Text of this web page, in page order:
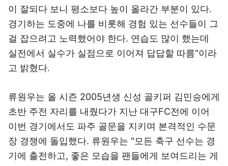
이 잘되다 보니 평소보다 높이 올라간 부분이 있다.
경기하는 도중에 나를 비롯해 경험 있는 선수들이 그
걸 잡으려고 노력했어야 한다. 연습도 많이 했는데
실전에서 실수가 실점으로 이어져 답답할 따름"이라
고 밝혔다.
류원우는 올 시즌 2005년생 신성 골키퍼 김민승에게
초반 주전 자리를 내줬다가 지난 대구FC전에 이어
이번 경기에서도 파주 골문을 지키며 본격적인 수문
장 경쟁에 돌입했다. 류원우는 "모든 축구 선수는 경
기에 출전하고, 좋은 모습을 팬들에게 보여드리는 게